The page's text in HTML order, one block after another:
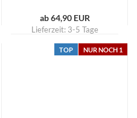
ab 64,90 EUR
Lieferzeit: 3-5 Tage
TOP NUR NOCH 1